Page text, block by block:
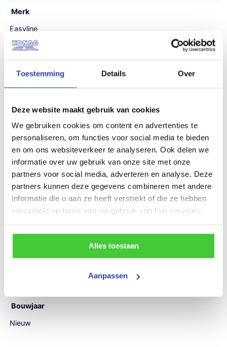
Toestemming Details Over
Deze website maakt gebruik van cookies
We gebruiken cookies om content en advertenties te
personaliseren, om functies voor social media te bieden
en om ons websiteverkeer te analyseren. Ook delen we
informatie over uw gebruik van onze site met onze
partners voor social media, adverteren en analyse. Deze
partners kunnen deze gegevens combineren met andere
informatie die u aan ze heeft verstrekt of die ze hebben
verzameld op basis van uw gebruik van hun services.
Alles toestaan
Aanpassen
Merk
Easyline
Type aanhangwagen
Maatvoering (inwendig)
300x130x200 cm (LxBxH)
Gewicht
250 kg
Draagvermogen (bruto)
750 kg
Draagvermogen (netto)
Bouwjaar
Nieuw